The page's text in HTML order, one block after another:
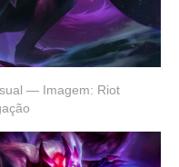
— Imagem: Riot